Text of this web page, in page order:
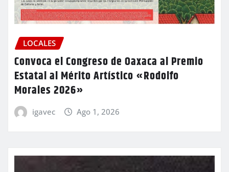
LOCALES
Convoca el Congreso de Oaxaca al Premio
Estatal al Mérito Artístico «Rodolfo
Morales 2026»
igavec Ago 1, 2026